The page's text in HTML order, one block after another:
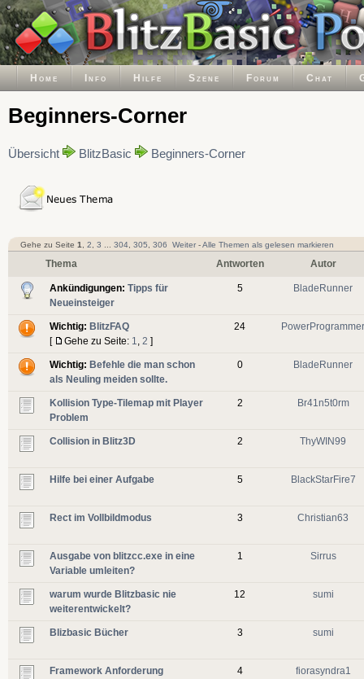
Home Info Hilfe Szene Forum Chat
Beginners-Corner
Übersicht BlitzBasic Beginners-Corner
Gehe zu Seite 1 2 3 304, 305 306 Weiter-Alle Themen als gelesen markieren
Thema Antworten Autor
Ankündigungen: Tipps für
Neueinsteiger
5 BladeRunner
Wichtig: BlitzFAQ
[
Gehe zu Seite: 1 2 ]
24 PowerProgrammer
Wichtig: Befehle die man schon
als Neuling meiden sollte.
0 BladeRunner
Kollision Type-Tilemap mit Player
Problem
2 Br41n5t0rm
Collision in Blitz3D 2 ThyWIN99
Hilfe bei einer Aufgabe 5 BlackStarFire7
Rect im Vollbildmodus 3 Christian63
Ausgabe von blitzcc.exe in eine
Variable umleiten?
1 Sirrus
warum wurde Blitzbasic nie
weiterentwickelt?
12 sumi
Blizbasic Bücher 3 sumi
Framework Anforderung 4 fiorasyndra1